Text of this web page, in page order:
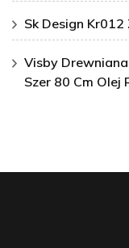
Sk Design Kr012
Visby
Szer 80 Cm Olej